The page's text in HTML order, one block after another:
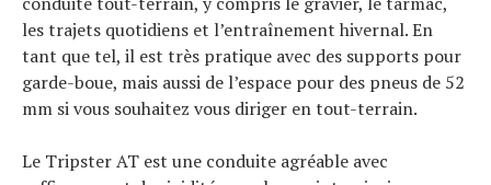
les trajets quotidiens et l’entraînement hivernal. En
tant que tel, il est très pratique avec des supports pour
garde-boue, mais aussi de l’espace pour des pneus de 52
mm si vous souhaitez vous diriger en tout-terrain.
Le Tripster AT est une conduite agréable avec